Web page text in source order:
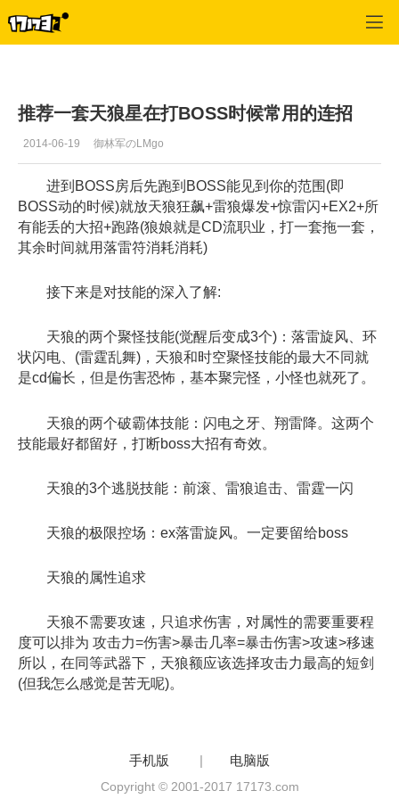
推荐一套天狼星在打BOSS时候常用的连招
2014-06-19 御林军のLMgo
进到BOSS房后先跑到BOSS能见到你的范围(即
BOSS动的时候)就放天狼狂飙+雷狼爆发+惊雷闪+EX2+所
有能丢的大招+跑路(狼娘就是CD流职业，打一套拖一套，
其余时间就用落雷符消耗消耗)
接下来是对技能的深入了解:
天狼的两个聚怪技能(觉醒后变成3个)：落雷旋风、环
状闪电、(雷霆乱舞)，天狼和时空聚怪技能的最大不同就
是cd偏长，但是伤害恐怖，基本聚完怪，小怪也就死了。
天狼的两个破霸体技能：闪电之牙、翔雷降。这两个
技能最好都留好，打断boss大招有奇效。
天狼的3个逃脱技能：前滚、雷狼追击、雷霆一闪
天狼的极限控场：ex落雷旋风。一定要留给boss
天狼的属性追求
天狼不需要攻速，只追求伤害，对属性的需要重要程
度可以排为 攻击力=伤害>暴击几率=暴击伤害>攻速>移速
所以，在同等武器下，天狼额应该选择攻击力最高的短剑
(但我怎么感觉是苦无呢)。
手机版 | 电脑版
Copyright © 2001-2017 17173.com